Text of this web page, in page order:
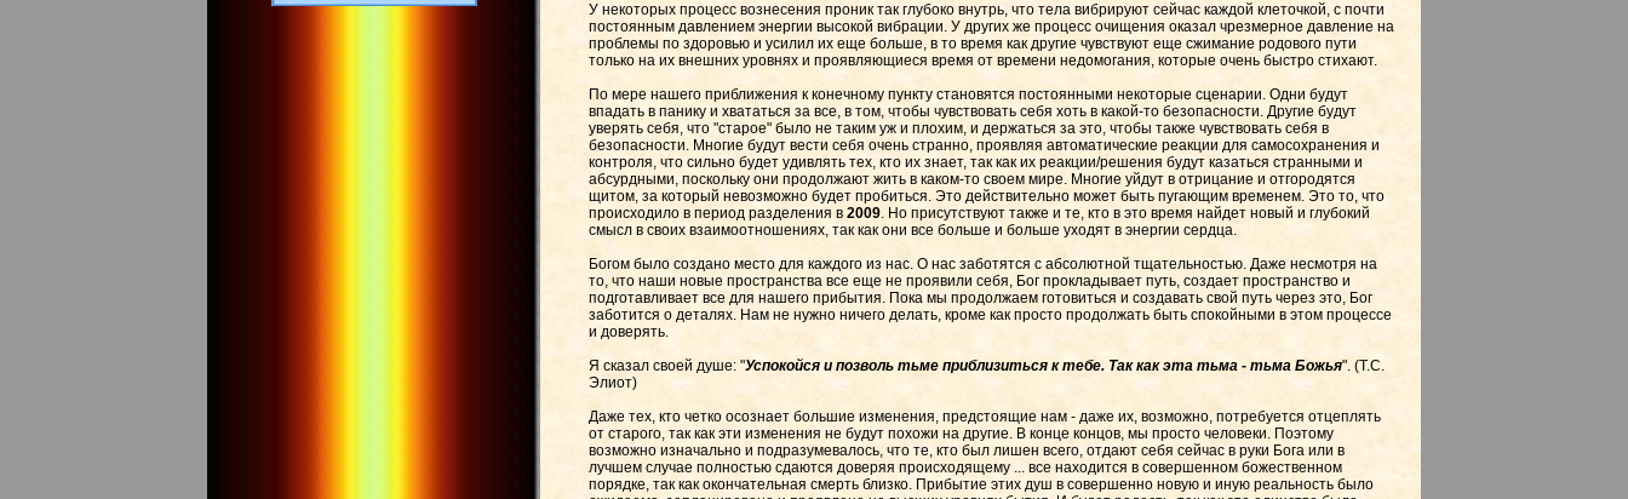
У некоторых процесс вознесения проник так глубоко внутрь, что тела вибрируют сейчас каждой клеточкой, с почти
постоянным давлением энергии высокой вибрации. У других же процесс очищения оказал чрезмерное давление на
проблемы по здоровью и усилил их еще больше, в то время как другие чувствуют еще сжимание родового пути
только на их внешних уровнях и проявляющиеся время от времени недомогания, которые очень быстро стихают.
По мере нашего приближения к конечному пункту становятся постоянными некоторые сценарии. Одни будут
впадать в панику и хвататься за все, в том, чтобы чувствовать себя хоть в какой-то безопасности. Другие будут
уверять себя, что "старое" было не таким уж и плохим, и держаться за это, чтобы также чувствовать себя в
безопасности. Многие будут вести себя очень странно, проявляя автоматические реакции для самосохранения и
контроля, что сильно будет удивлять тех, кто их знает, так как их реакции/решения будут казаться странными и
абсурдными, поскольку они продолжают жить в каком-то своем мире. Многие уйдут в отрицание и отгородятся
щитом, за который невозможно будет пробиться. Это действительно может быть пугающим временем. Это то, что
происходило в период разделения в 2009. Но присутствуют также и те, кто в это время найдет новый и глубокий
смысл в своих взаимоотношениях, так как они все больше и больше уходят в энергии сердца.
Богом было создано место для каждого из нас. О нас заботятся с абсолютной тщательностью. Даже несмотря на
то, что наши новые пространства все еще не проявили себя, Бог прокладывает путь, создает пространство и
подготавливает все для нашего прибытия. Пока мы продолжаем готовиться и создавать свой путь через это, Бог
заботится о деталях. Нам не нужно ничего делать, кроме как просто продолжать быть спокойными в этом процессе
и доверять.
Я сказал своей душе: "Успокойся и позволь тьме приблизиться к тебе. Так как эта тьма - тьма Божья". (Т.С.
Элиот)
Даже тех, кто четко осознает большие изменения, предстоящие нам - даже их, возможно, потребуется отцеплять
от старого, так как эти изменения не будут похожи на другие. В конце концов, мы просто человеки. Поэтому
возможно изначально и подразумевалось, что те, кто был лишен всего, отдают себя сейчас в руки Бога или в
лучшем случае полностью сдаются доверяя происходящему ... все находится в совершенном божественном
порядке, так как окончательная смерть близко. Прибытие этих душ в совершенно новую и иную реальность было